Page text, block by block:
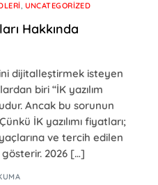
, UNCATEGORIZED
Hakkında
dijitalleştirmek isteyen
biri “İK yazılım
Ancak bu sorunun
İK yazılımı fiyatları;
ve tercih edilen
2026 […]